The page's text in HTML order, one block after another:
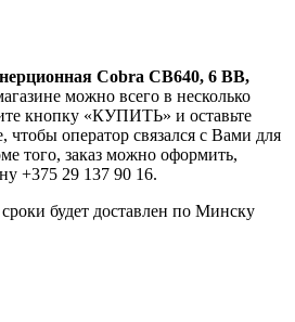
Cobra CB640, 6 ВВ,
можно всего в несколько
кнопку «КУПИТЬ» и оставьте
чтобы оператор связался с Вами для
того, заказ можно оформить,
+375 29 137 90 16.
будет доставлен по Минску